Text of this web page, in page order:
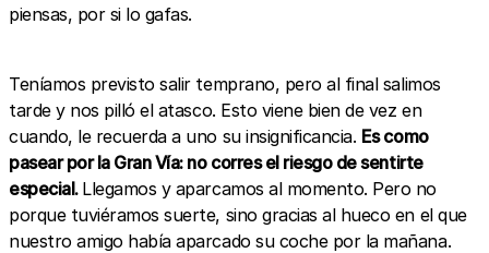
piensas, por si lo gafas.
Teníamos previsto salir temprano, pero al final salimos
tarde y nos pilló el atasco. Esto viene bien de vez en
cuando, le recuerda a uno su insignificancia. Es como
pasear por la Gran Vía: no corres el riesgo de sentirte
especial. Llegamos y aparcamos al momento. Pero no
porque tuviéramos suerte, sino gracias al hueco en el que
nuestro amigo había aparcado su coche por la mañana.